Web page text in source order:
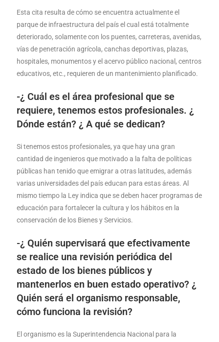
Esta cita resulta de cómo se encuentra actualmente el
parque de infraestructura del país el cual está totalmente
deteriorado, solamente con los puentes, carreteras, avenidas,
vías de penetración agrícola, canchas deportivas, plazas,
hospitales, monumentos y el acervo público nacional, centros
educativos, etc., requieren de un mantenimiento planificado.
-¿ Cuál es el área profesional que se
requiere, tenemos estos profesionales. ¿
Dónde están? ¿ A qué se dedican?
Si tenemos estos profesionales, ya que hay una gran
cantidad de ingenieros que motivado a la falta de políticas
públicas han tenido que emigrar a otras latitudes, además
varias universidades del país educan para estas áreas. Al
mismo tiempo la Ley indica que se deben hacer programas de
educación para fortalecer la cultura y los hábitos en la
conservación de los Bienes y Servicios.
-¿ Quién supervisará que efectivamente
se realice una revisión periódica del
estado de los bienes públicos y
mantenerlos en buen estado operativo? ¿
Quién será el organismo responsable,
cómo funciona la revisión?
El organismo es la Superintendencia Nacional para la